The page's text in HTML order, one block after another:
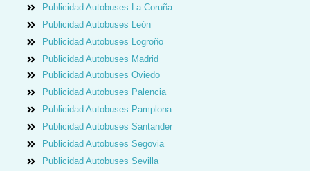
Publicidad Autobuses La Coruña
Publicidad Autobuses León
Publicidad Autobuses Logroño
Publicidad Autobuses Madrid
Publicidad Autobuses Oviedo
Publicidad Autobuses Palencia
Publicidad Autobuses Pamplona
Publicidad Autobuses Santander
Publicidad Autobuses Segovia
Publicidad Autobuses Sevilla